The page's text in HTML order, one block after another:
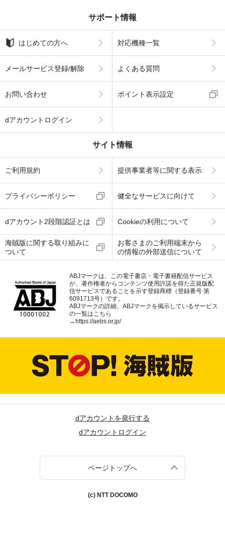
サポート情報
はじめての方へ 対応機種一覧
メールサービス登録/解除 よくある質問
お問い合わせ ポイント表示設定
dアカウントログイン
サイト情報
ご利用規約 提供事業者等に関する表示
プライバシーポリシー 健全なサービスに向けて
dアカウント2段階認証とは Cookieの利用について
海賊版に関する取り組みに
ついて
お客さまのご利用端末から
の情報の外部送信について
ABJマークは、この電子書店・電子書籍配信サービス
が、著作権者からコンテンツ使用許諾を得た正規版配
信サービスであることを示す登録商標（登録番号 第
6091713号）です。
ABJマークの詳細、ABJマークを掲示しているサービス
の一覧はこちら
→https://aebs.or.jp/
dアカウントを発行する
dアカウントログイン
ページトップへ
(c) NTT DOCOMO